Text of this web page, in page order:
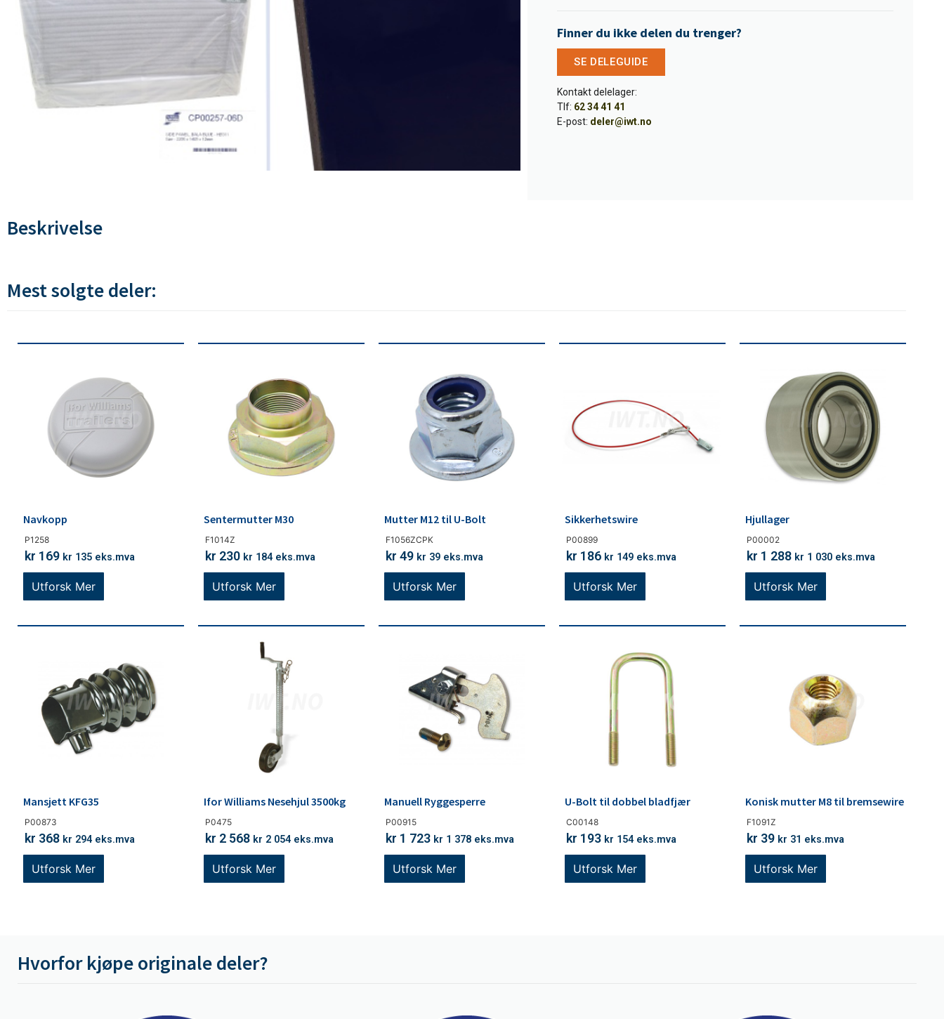
Finner du ikke delen du trenger?
SE DELEGUIDE
Kontakt delelager:
Tlf: 62 34 41 41
E-post: deler@iwt.no
Beskrivelse
Mest solgte deler:
P1258
Navkopp
kr 169 kr 135 eks.mva
Utforsk Mer
F1014Z
Sentermutter M30
kr 230 kr 184 eks.mva
Utforsk Mer
F1056ZCPK
Mutter M12 til U-Bolt
kr 49 kr 39 eks.mva
Utforsk Mer
P00899
Sikkerhetswire
kr 186 kr 149 eks.mva
Utforsk Mer
P00002
Hjullager
kr 1 288 kr 1 030 eks.mva
Utforsk Mer
P00873
Mansjett KFG35
kr 368 kr 294 eks.mva
Utforsk Mer
P0475
Ifor Williams Nesehjul 3500kg
kr 2 568 kr 2 054 eks.mva
Utforsk Mer
P00915
Manuell Ryggesperre
kr 1 723 kr 1 378 eks.mva
Utforsk Mer
C00148
U-Bolt til dobbel bladfjær
kr 193 kr 154 eks.mva
Utforsk Mer
F1091Z
Konisk mutter M8 til bremsewire
kr 39 kr 31 eks.mva
Utforsk Mer
Hvorfor kjøpe originale deler?